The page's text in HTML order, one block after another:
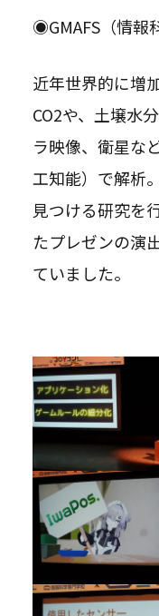
◉GMAFS（情報
近年世界的に増
CO2や、土壌水
ラ映像、衛星な
工知能）で解析
見つける研究を
たプレゼンの演
ていました。